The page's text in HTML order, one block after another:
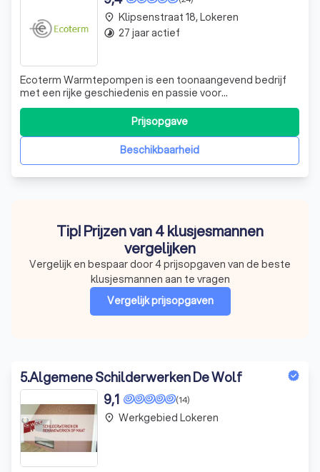
Ecoterm Warmtepompen is een toonaangevend bedrijf
met een rijke geschiedenis en passie voor
warmtepompen. Onze oprichter, Luc Van de Velde, begon
zijn reis in de jaren '70 en heeft sindsdien een sterke
reputatie opgebouwd op het gebied van betrouwbaarheid
en expertise. Wij zijn gespecialiseerd in he
Beschikbaarheid
Prijsopgave
place Klipsenstraat 18, Lokeren
timelapse 27 jaar actief
Tip! Prijzen van 4 klusjesmannen
vergelijken
Vergelijk en bespaar door 4 prijsopgaven van de beste
klusjesmannen aan te vragen
Vergelijk prijsopgaven
5.Algemene Schilderwerken De Wolf
(14)
9,1
place Werkgebied Lokeren